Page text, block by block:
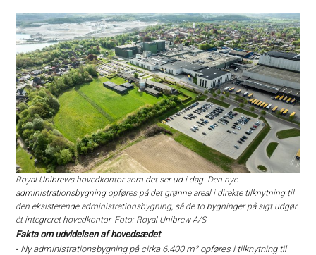
Royal Unibrews hovedkontor som det ser ud i dag. Den nye
administrationsbygning opføres på det grønne areal i direkte tilknytning til
den eksisterende administrationsbygning, så de to bygninger på sigt udgør
ét integreret hovedkontor. Foto: Royal Unibrew A/S.
Fakta om udvidelsen af hovedsædet
• Ny administrationsbygning på cirka 6.400 m² opføres i tilknytning til